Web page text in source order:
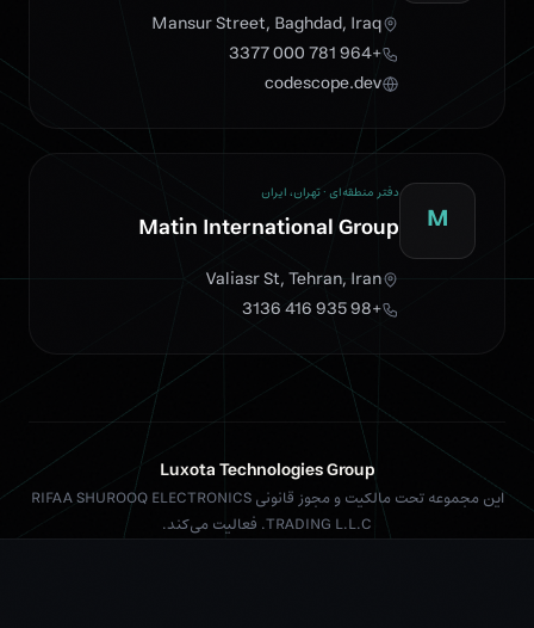
Mansur Street, Baghdad, Iraq
+964 781 000 3377
codescope.dev
M
دفتر منطقه‌ای · تهران، ایران
Matin International Group
Valiasr St, Tehran, Iran
+98 935 416 3136
Luxota Technologies Group
این مجموعه تحت مالکیت و مجوز قانونی RIFAA SHUROOQ ELECTRONICS
TRADING L.L.C. فعالیت می‌کند.